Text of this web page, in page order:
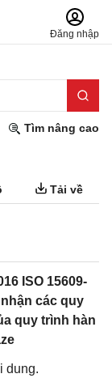
Đăng nhập
Tìm nâng cao
Tải về
ISO 15609-
các quy
quy trình hàn
dung.